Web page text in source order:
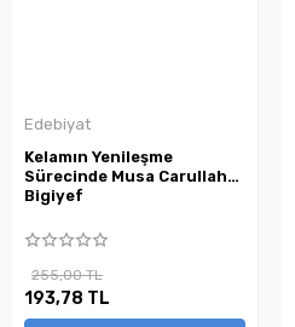
Edebiyat
Kelamın Yenileşme
Sürecinde Musa Carullah
Bigiyef
255,00 TL
193,78 TL